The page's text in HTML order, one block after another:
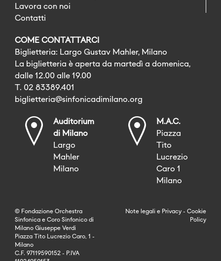
Lavora con noi
Contatti
COME CONTATTARCI
Biglietteria: Largo Gustav Mahler, Milano
La biglietteria è aperta da martedì a domenica,
dalle 12.00 alle 19.00
T. 02 83389.401
biglietteria@sinfonicadimilano.org
Auditorium
di Milano
Largo
Mahler
Milano
M.A.C.
Piazza
Tito
Lucrezio
Caro 1
Milano
© Fondazione Orchestra
Sinfonica e Coro Sinfonico di
Milano Giuseppe Verdi
Piazza Tito Lucrezio Caro, 1 -
Milano
C.F. 97119590152 - P.IVA
Note legali e Privacy - Cookie
Policy